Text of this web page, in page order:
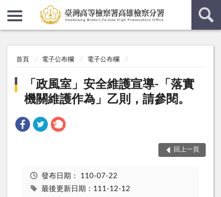
首頁 電子公布欄 電子公布欄
「政風室」安全維護宣導-「落實
機關維護作為」乙則，請參閱。
回上一頁
發布日期： 110-07-22
最後更新日期：111-12-12